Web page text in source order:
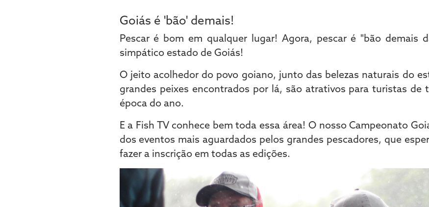
Goiás é 'bão' demais!
Pescar é bom em qualquer lugar! Agora, pescar é "bão demais
simpático estado de Goiás!
O jeito acolhedor do povo goiano, junto das belezas naturais do
grandes peixes encontrados por lá, são atrativos para turistas de
época do ano.
E a Fish TV conhece bem toda essa área! O nosso Campeonato
dos eventos mais aguardados pelos grandes pescadores, que
fazer a inscrição em todas as edições.